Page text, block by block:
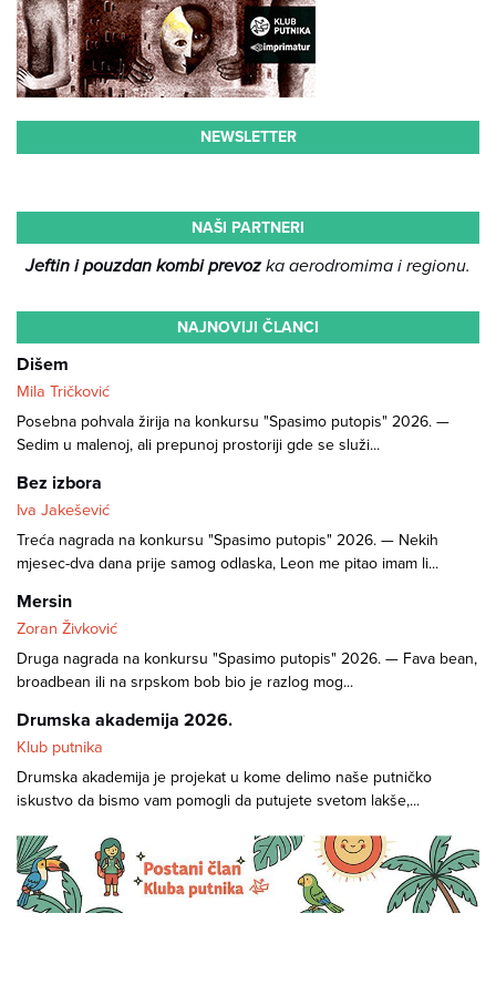
NEWSLETTER
NAŠI PARTNERI
Jeftin i pouzdan kombi prevozka aerodromima i regionu.
NAJNOVIJI ČLANCI
Dišem
Mila Tričković
Posebna pohvala žirija na konkursu "Spasimo putopis" 2026. —
Sedim u malenoj, ali prepunoj prostoriji gde se služi...
Bez izbora
Iva Jakešević
Treća nagrada na konkursu "Spasimo putopis" 2026. — Nekih
mjesec-dva dana prije samog odlaska, Leon me pitao imam li...
Mersin
Zoran Živković
Druga nagrada na konkursu "Spasimo putopis" 2026. — Fava bean,
broadbean ili na srpskom bob bio je razlog mog...
Drumska akademija 2026.
Klub putnika
Drumska akademija je projekat u kome delimo naše putničko
iskustvo da bismo vam pomogli da putujete svetom lakše,...